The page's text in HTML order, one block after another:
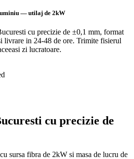
— utilaj de 2kW
cu precizie de ±0,1 mm, format
livrare in 24-48 de ore. Trimite fisierul
zi lucratoare.
cu precizie de
sursa fibra de 2kW si masa de lucru de